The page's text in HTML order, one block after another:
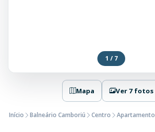
1 / 7
Mapa Ver 7 fotos
Início Balneário Camboriú Centro Apartamento